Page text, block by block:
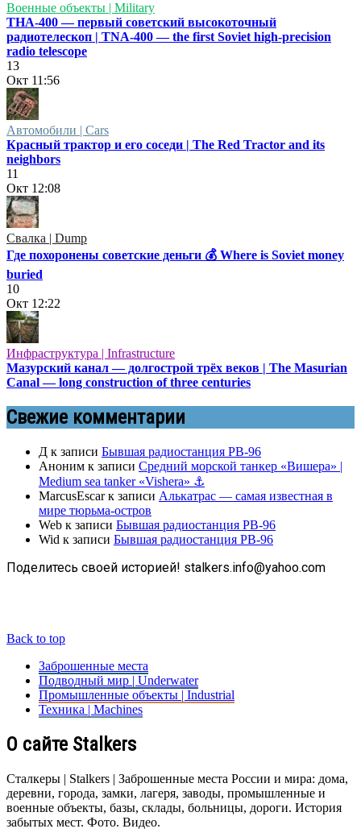
Военные объекты | Military
ТНА-400 — первый советский высокоточный
радиотелескоп | TNA-400 — the first Soviet high-precision
radio telescope
13
Окт 11:56
Автомобили | Cars
Красный трактор и его соседи | The Red Tractor and its
neighbors
11
Окт 12:08
Свалка | Dump
Где похоронены советские деньги 💰 Where is Soviet money
buried
10
Окт 12:22
Инфраструктура | Infrastructure
Мазурский канал — долгострой трёх веков | The Masurian
Canal — long construction of three centuries
Свежие комментарии
Д к записи Бывшая радиостанция РВ-96
Аноним к записи Средний морской танкер «Вишера» |
Medium sea tanker «Vishera» ⚓
MarcusEscarк записи Алькатрас — самая известная в
мире тюрьма-остров
Web к записи Бывшая радиостанция РВ-96
Wid к записи Бывшая радиостанция РВ-96
Поделитесь своей историей! stalkers.info@yahoo.com
Back to top
Заброшенные места
Подводный мир | Underwater
Промышленные объекты | Industrial
Техника | Machines
О сайте Stalkers
Сталкеры | Stalkers | Заброшенные места России и мира: дома,
деревни, города, замки, лагеря, заводы, промышленные и
военные объекты, базы, склады, больницы, дороги. История
забытых мест. Фото. Видео.